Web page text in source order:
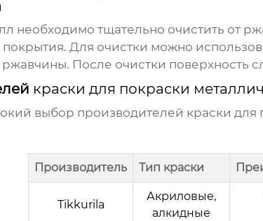
необходимо тщательно очистить от
покрытия. Для очистки можно
После очистки поверхность
краски для покраски
выбор производителей краски для
Производитель Тип краски
Tikkurila
Акриловые,
алкидные